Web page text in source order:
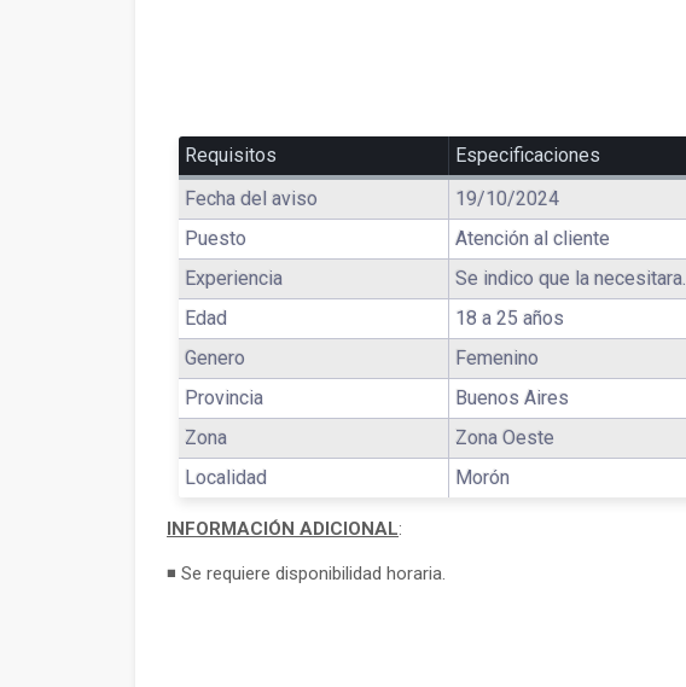
Requisitos
Especificaciones
Fecha del aviso
19/10/2024
Puesto
Atención al cliente
Experiencia
Se indico que la necesitara.
Edad
18 a 25 años
Genero
Femenino
Provincia
Buenos Aires
Zona
Zona Oeste
Localidad
Morón
INFORMACIÓN ADICIONAL:
◾ Se requiere disponibilidad horaria.